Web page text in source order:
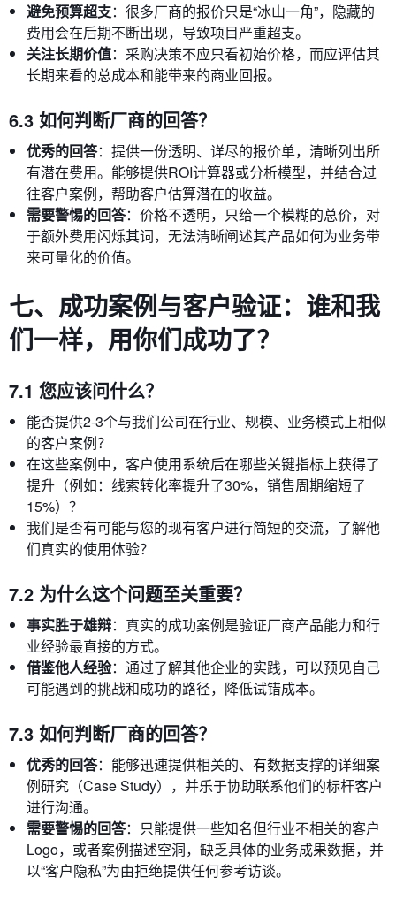
避免预算超支：很多厂商的报价只是“冰山一角”，隐藏的
费用会在后期不断出现，导致项目严重超支。
关注长期价值：采购决策不应只看初始价格，而应评估其
长期来看的总成本和能带来的商业回报。
6.3 如何判断厂商的回答？
优秀的回答：提供一份透明、详尽的报价单，清晰列出所
有潜在费用。能够提供ROI计算器或分析模型，并结合过
往客户案例，帮助客户估算潜在的收益。
需要警惕的回答：价格不透明，只给一个模糊的总价，对
于额外费用闪烁其词，无法清晰阐述其产品如何为业务带
来可量化的价值。
七、成功案例与客户验证：谁和我
们一样，用你们成功了？
7.1 您应该问什么？
能否提供2-3个与我们公司在行业、规模、业务模式上相似
的客户案例？
在这些案例中，客户使用系统后在哪些关键指标上获得了
提升（例如：线索转化率提升了30%，销售周期缩短了
15%）？
我们是否有可能与您的现有客户进行简短的交流，了解他
们真实的使用体验？
7.2 为什么这个问题至关重要？
事实胜于雄辩：真实的成功案例是验证厂商产品能力和行
业经验最直接的方式。
借鉴他人经验：通过了解其他企业的实践，可以预见自己
可能遇到的挑战和成功的路径，降低试错成本。
7.3 如何判断厂商的回答？
优秀的回答：能够迅速提供相关的、有数据支撑的详细案
例研究（Case Study），并乐于协助联系他们的标杆客户
进行沟通。
需要警惕的回答：只能提供一些知名但行业不相关的客户
Logo，或者案例描述空洞，缺乏具体的业务成果数据，并
以“客户隐私”为由拒绝提供任何参考访谈。